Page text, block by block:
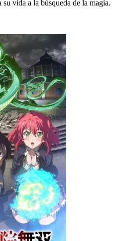
vida a la búsqueda de la magia.